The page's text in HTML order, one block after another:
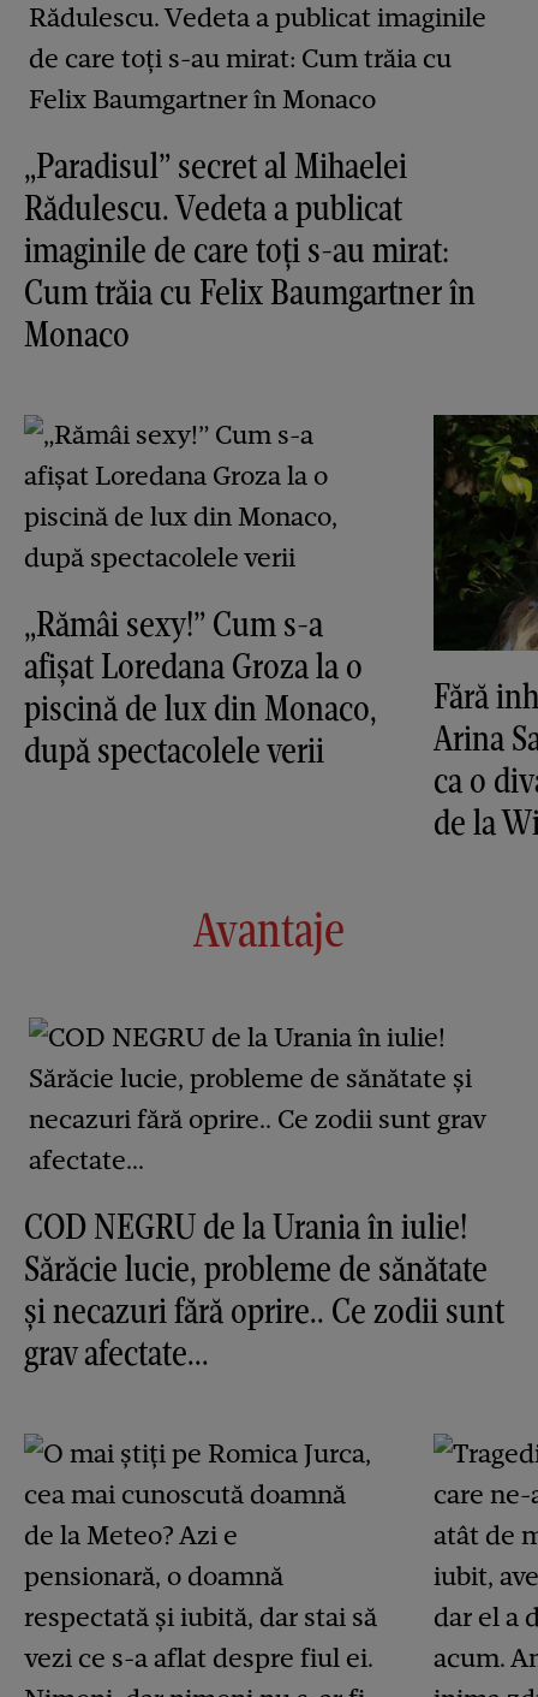
„Paradisul” secret al Mihaelei
Rădulescu. Vedeta a publicat
imaginile de care toți s-au mirat:
Cum trăia cu Felix Baumgartner în
Monaco
„Rămâi sexy!” Cum s-a
afișat Loredana Groza la o
piscină de lux din Monaco,
după spectacolele verii
Fără
Arina
ca o
de la
Avantaje
COD NEGRU de la Urania în iulie!
Sărăcie lucie, probleme de sănătate
și necazuri fără oprire.. Ce zodii sunt
grav afectate...